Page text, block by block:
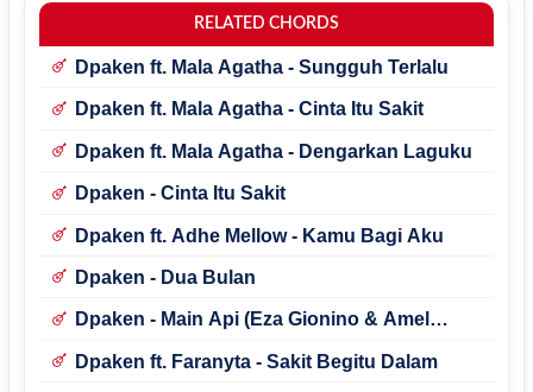
RELATED CHORDS
Dpaken ft. Mala Agatha - Sungguh Terlalu
Dpaken ft. Mala Agatha - Cinta Itu Sakit
Dpaken ft. Mala Agatha - Dengarkan Laguku
Dpaken - Cinta Itu Sakit
Dpaken ft. Adhe Mellow - Kamu Bagi Aku
Dpaken - Dua Bulan
Dpaken - Main Api (Eza Gionino & Amel
Dpaken ft. Faranyta - Sakit Begitu Dalam